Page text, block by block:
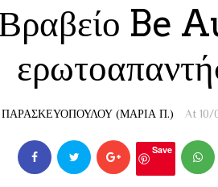
Be
(ΜΑΡΙΑ Π.) At 10/
Save